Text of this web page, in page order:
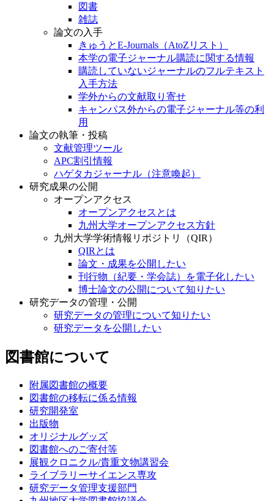
図書
雑誌
論文の入手
きゅうとE-Journals（AtoZリスト）
本学の電子ジャーナル購読に関する情報
購読していないジャーナルのフルテキスト
入手方法
学外からの文献取り寄せ
キャンパス外からの電子ジャーナル等の利
用
論文の執筆・投稿
文献管理ツール
APC割引情報
ハゲタカジャーナル（注意喚起）
研究成果の公開
オープンアクセス
オープンアクセスとは
九州大学オープンアクセス方針
九州大学学術情報リポジトリ（QIR）
QIRとは
論文・成果を公開したい
刊行物（紀要・学会誌）を電子化したい
博士論文の公開について知りたい
研究データの管理・公開
研究データの管理について知りたい
研究データを公開したい
図書館について
附属図書館の概要
図書館の移転に係る情報
研究開発室
出版物
オリジナルグッズ
図書館へのご寄付等
展観クロニクル/貴重文物講習会
ライブラリーサイエンス専攻
研究データ管理支援部門